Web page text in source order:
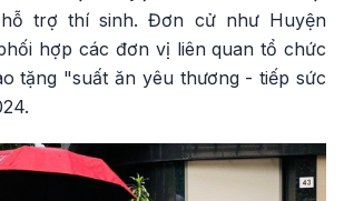
trợ thí sinh. Đơn cử như Huyện
hợp các đơn vị liên quan tổ chức
tặng "suất ăn yêu thương - tiếp sức